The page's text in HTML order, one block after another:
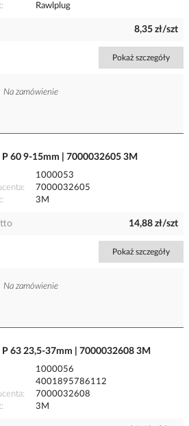
Rawlplug
8,35 zł/szt
Pokaż szczegóły
Na zamówienie
P 60 9-15mm | 7000032605 3M
1000053
7000032605
3M
14,88 zł/szt
Pokaż szczegóły
Na zamówienie
P 63 23,5-37mm | 7000032608 3M
1000056
4001895786112
7000032608
3M